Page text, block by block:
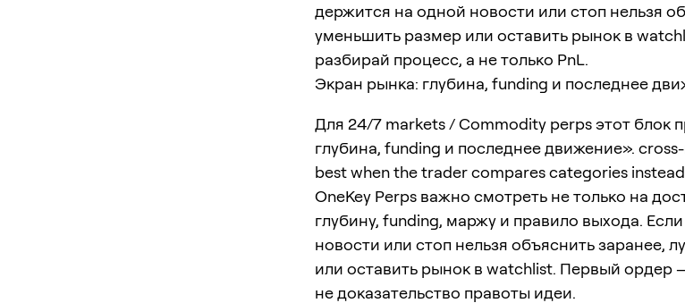
держится на одной новости или стоп нельзя
уменьшить размер или оставить рынок в
разбирай процесс, а не только PnL.
Экран рынка: глубина, funding и последнее
Для 24/7 markets / Commodity perps этот блок
глубина, funding и последнее движение».
best when the trader compares categories
OneKey Perps важно смотреть не только на
глубину, funding, маржу и правило выхода.
новости или стоп нельзя объяснить заранее,
или оставить рынок в watchlist. Первый ордер
не доказательство правоты идеи.